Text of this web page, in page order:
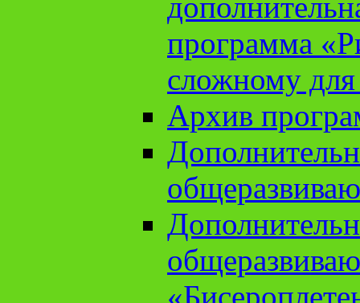
программа
сложному
Архив